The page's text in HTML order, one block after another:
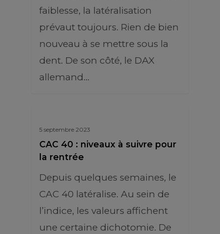
faiblesse, la latéralisation
prévaut toujours. Rien de bien
nouveau à se mettre sous la
dent. De son côté, le DAX
allemand…
5 septembre 2023
CAC 40 : niveaux à suivre pour
la rentrée
Depuis quelques semaines, le
CAC 40 latéralise. Au sein de
l’indice, les valeurs affichent
une certaine dichotomie. De